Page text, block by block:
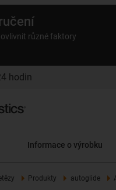
různé faktory
hodin
Informace o výrobku
Produkty autoglide